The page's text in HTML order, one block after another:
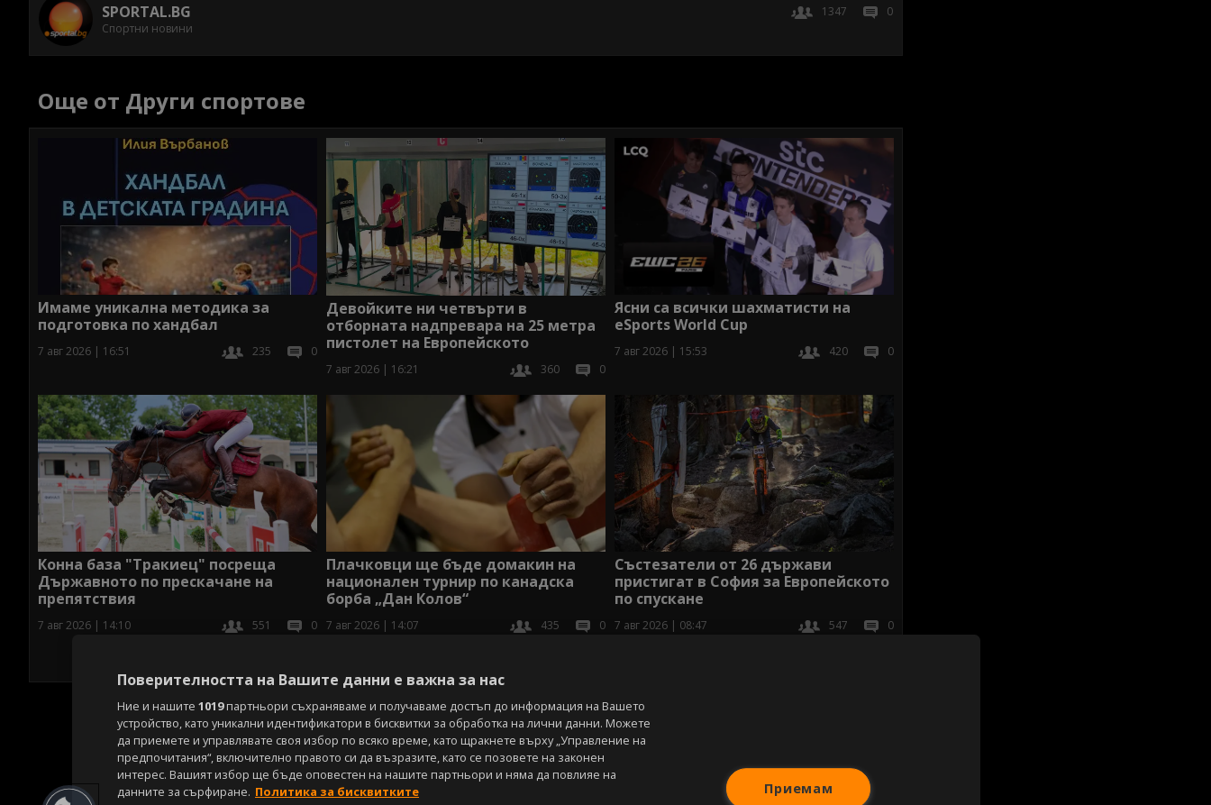
SPORTAL.BG
Спортни новини
1347 0
Още от Други спортове
Имаме уникална методика за
подготовка по хандбал
7 авг 2026 | 16:51 235 0
Девойките ни четвърти в
отборната надпревара на 25 метра
пистолет на Европейското
7 авг 2026 | 16:21 360 0
Ясни са всички шахматисти на
eSports World Cup
7 авг 2026 | 15:53 420 0
Конна база "Тракиец" посреща
Държавното по прескачане на
препятствия
7 авг 2026 | 14:10 551 0
Плачковци ще бъде домакин на
национален турнир по канадска
борба „Дан Колов“
7 авг 2026 | 14:07 435 0
Състезатели от 26 държави
пристигат в София за Европейското
по спускане
7 авг 2026 | 08:47 547 0
Поверителността на Вашите данни е важна за нас
Ние и нашите 1019партньори съхраняваме и получаваме достъп до информация на Вашето
устройство, като уникални идентификатори в бисквитки за обработка на лични данни. Можете
да приемете и управлявате своя избор по всяко време, като щракнете върху „Управление на
предпочитания“, включително правото си да възразите, като се позовете на законен
интерес. Вашият избор ще бъде оповестен на нашите партньори и няма да повлияе на
данните за сърфиране. Политика за бисквитките
Приемам